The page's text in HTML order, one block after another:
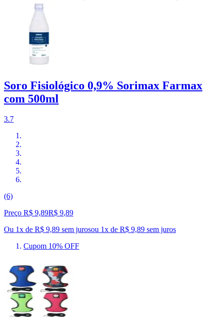
Soro Fisiológico 0,9% Sorimax Farmax
com 500ml
3.7
(6)
Preço R$ 9,89R$ 9,89
Ou 1x de R$ 9,89 sem jurosou 1x de R$ 9,89 sem juros
Cupom 10% OFF